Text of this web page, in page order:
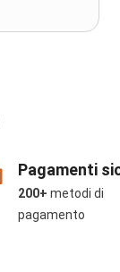
Pagamenti
200+ metodi di
pagamento